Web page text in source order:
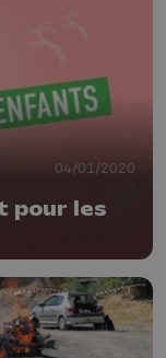
04/01/2020
pour les